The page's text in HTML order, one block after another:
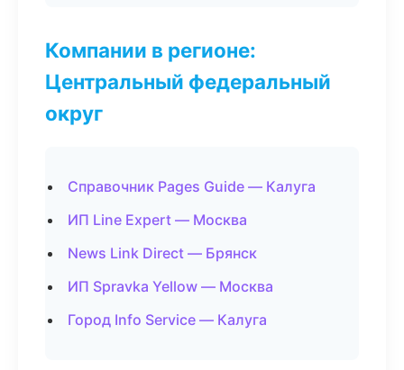
Компании в регионе:
Центральный федеральный
округ
Справочник Pages Guide — Калуга
ИП Line Expert — Москва
News Link Direct — Брянск
ИП Spravka Yellow — Москва
Город Info Service — Калуга